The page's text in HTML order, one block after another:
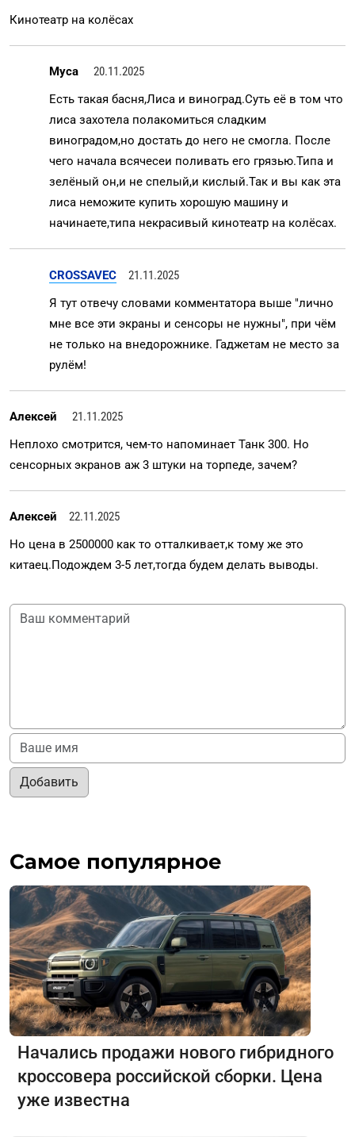
Кинотеатр на колёсах
Муса
20.11.2025
Есть такая басня,Лиса и виноград.Суть её в том что
лиса захотела полакомиться сладким
виноградом,но достать до него не смогла. После
чего начала всячесеи поливать его грязью.Типа и
зелёный он,и не спелый,и кислый.Так и вы как эта
лиса неможите купить хорошую машину и
начинаете,типа некрасивый кинотеатр на колёсах.
CROSSAVEC
21.11.2025
Я тут отвечу словами комментатора выше "лично
мне все эти экраны и сенсоры не нужны", при чём
не только на внедорожнике. Гаджетам не место за
рулём!
Алексей
21.11.2025
Неплохо смотрится, чем-то напоминает Танк 300. Но
сенсорных экранов аж 3 штуки на торпеде, зачем?
Алексей
22.11.2025
Но цена в 2500000 как то отталкивает,к тому же это
китаец.Подождем 3-5 лет,тогда будем делать выводы.
Добавить
Самое популярное
Начались продажи нового гибридного
кроссовера российской сборки. Цена
уже известна